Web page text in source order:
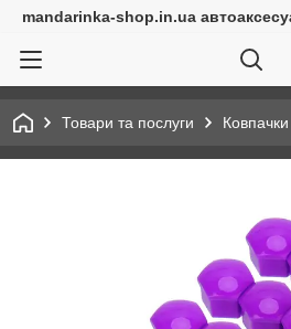
mandarinka-shop.in.ua
Товари та послуги